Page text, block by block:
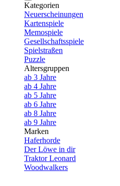
Kategorien
Neuerscheinungen
Kartenspiele
Memospiele
Gesellschaftsspiele
Spielstraßen
Puzzle
Altersgruppen
ab 3 Jahre
ab 4 Jahre
ab 5 Jahre
ab 6 Jahre
ab 8 Jahre
ab 9 Jahre
Marken
Haferhorde
Der Löwe in dir
Traktor Leonard
Woodwalkers